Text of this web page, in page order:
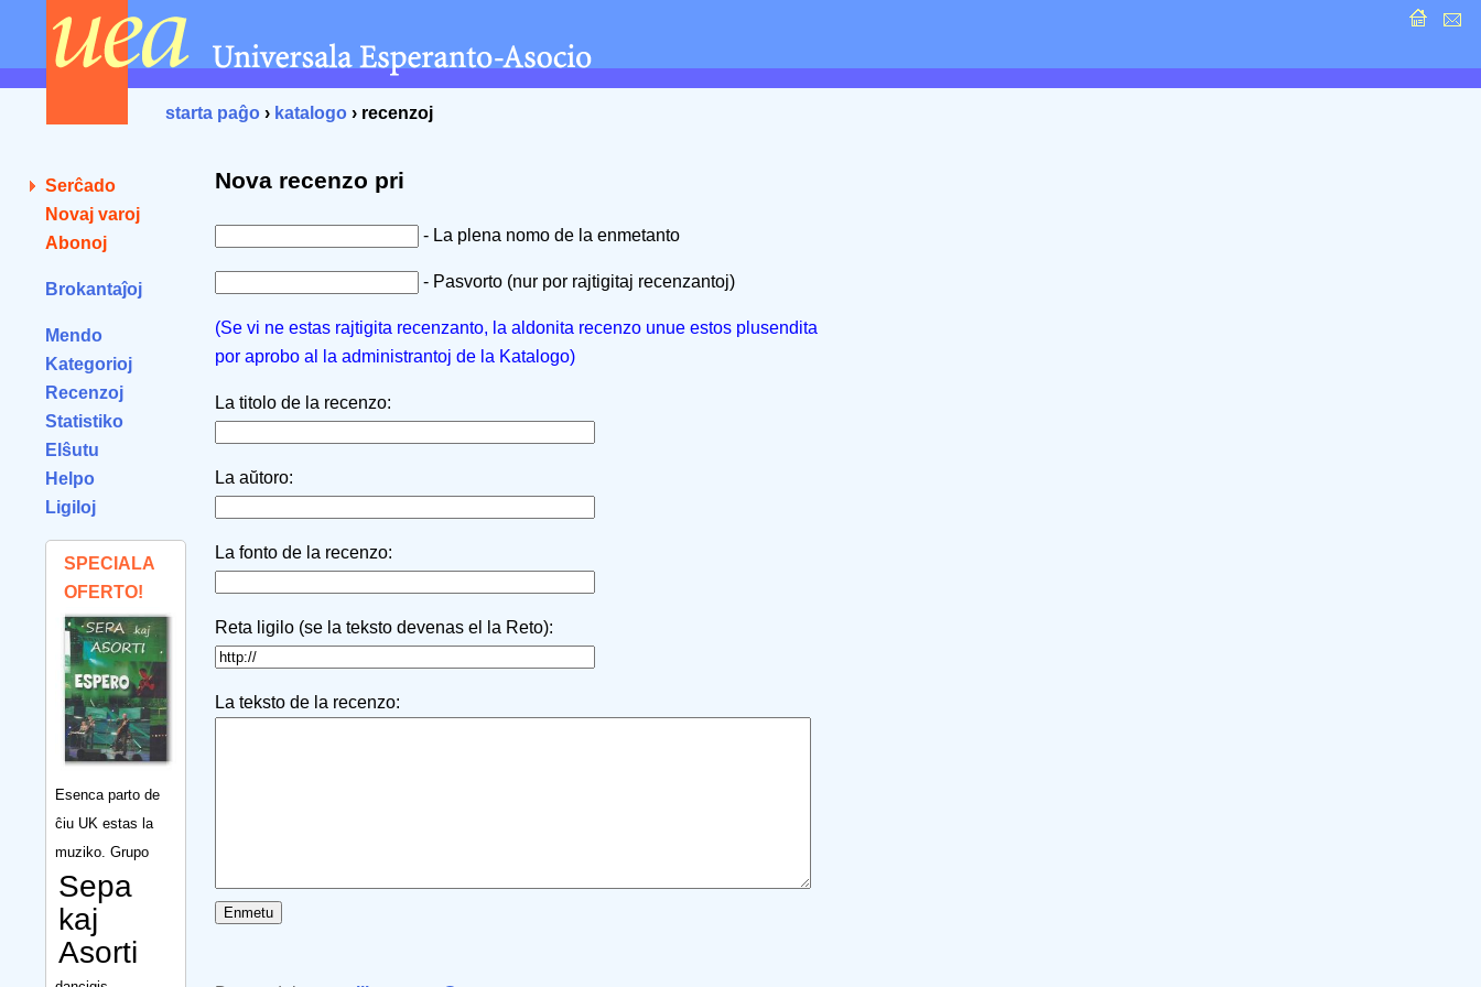
starta paĝo › katalogo › recenzoj
Serĉado
Novaj varoj
Abonoj
Brokantaĵoj
Mendo
Kategorioj
Recenzoj
Statistiko
Elŝutu
Helpo
Ligiloj
SPECIALA
OFERTO!
Esenca parto de
ĉiu UK estas la
muziko. Grupo
Sepa
kaj
Asorti
Nova recenzo pri
- La plena nomo de la enmetanto
- Pasvorto (nur por rajtigitaj recenzantoj)
(Se vi ne estas rajtigita recenzanto, la aldonita recenzo unue estos plusendita
por aprobo al la administrantoj de la Katalogo)
La titolo de la recenzo:
La aŭtoro:
La fonto de la recenzo:
Reta ligilo (se la teksto devenas el la Reto):
La teksto de la recenzo: